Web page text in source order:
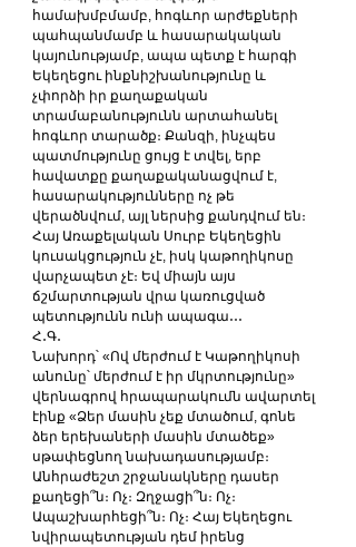
համախմբմամբ, հոգևոր արժեքների
պահպանմամբ և հասարակական
կայունությամբ, ապա պետք է հարգի
Եկեղեցու ինքնիշխանությունը և
չփորձի իր քաղաքական
տրամաբանությունն արտահանել
հոգևոր տարածք։ Քանզի, ինչպես
պատմությունը ցույց է տվել, երբ
հավատքը քաղաքականացվում է,
հասարակությունները ոչ թե
վերածնվում, այլ ներսից քանդվում են։
Հայ Առաքելական Սուրբ Եկեղեցին
կուսակցություն չէ, իսկ կաթողիկոսը
վարչապետ չէ։ Եվ միայն այս
ճշմարտության վրա կառուցված
պետությունն ունի ապագա․․․
Հ․Գ․
Նախորդ՝ «Ով մերժում է Կաթողիկոսի
անունը՝ մերժում է իր մկրտությունը»
վերնագրով հրապարակումն ավարտել
էինք «Ձեր մասին չեք մտածում, գոնե
ձեր երեխաների մասին մտածեք»
սթափեցնող նախադասությամբ։
Անհրաժեշտ շրջանակները դասեր
քաղեցի՞ն։ Ոչ։ Զղջացի՞ն։ Ոչ։
Ապաշխարհեցի՞ն։ Ոչ։ Հայ Եկեղեցու
նվիրապետության դեմ իրենց